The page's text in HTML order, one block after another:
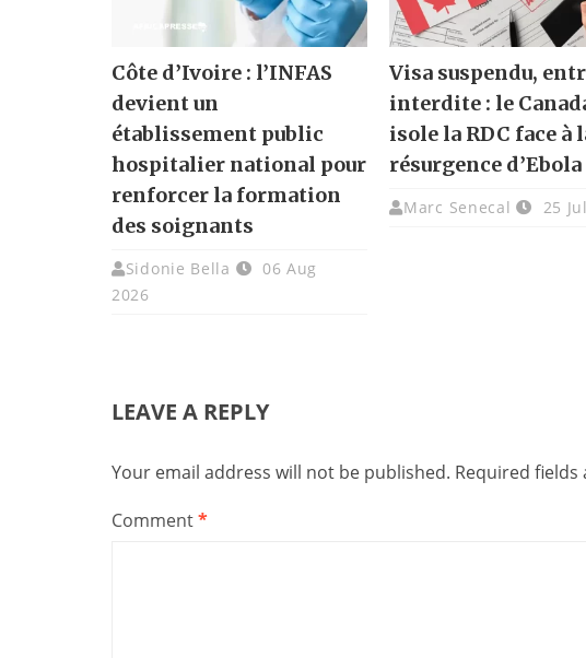
Côte d’Ivoire : l’INFAS
devient un
établissement public
hospitalier national pour
renforcer la formation
des soignants
Sidonie Bella
06 Aug
2026
Visa suspendu,
interdite : le
isole la RDC face à
résurgence d’Ebola
Marc Senecal 25
LEAVE A REPLY
Your email address will not be published. Required fields
Comment*